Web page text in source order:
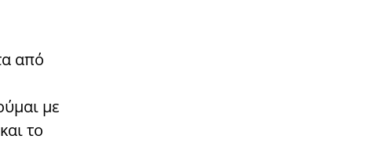
από
με
το